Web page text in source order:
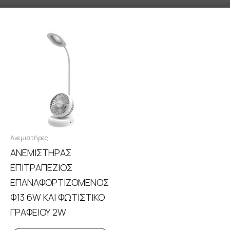
Ανεμιστήρες
ΑΝΕΜΙΣΤΗΡΑΣ
ΕΠΙΤΡΑΠΕΖΙΟΣ
ΕΠΑΝΑΦΟΡΤΙΖΟΜΕΝΟΣ
Φ13 6W ΚΑΙ ΦΩΤΙΣΤΙΚΟ
ΓΡΑΦΕΙΟΥ 2W